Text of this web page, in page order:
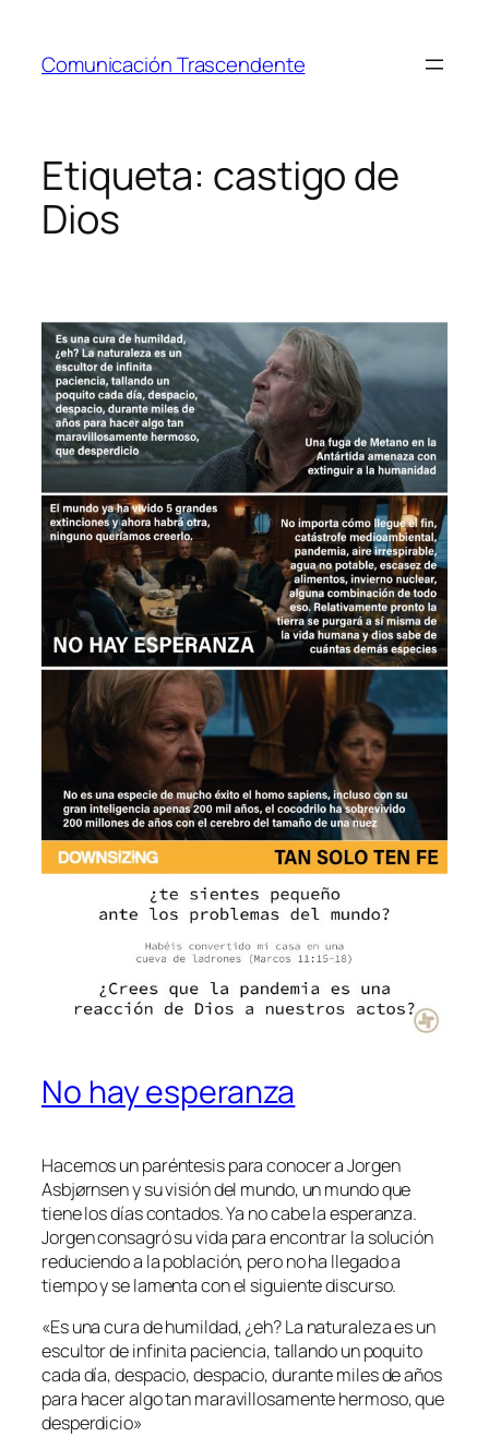
contenido
Comunicación Trascendente
Etiqueta: castigo de
Dios
No hay esperanza
Hacemos un paréntesis para conocer a Jorgen
Asbjørnsen y su visión del mundo, un mundo que
tiene los días contados. Ya no cabe la esperanza.
Jorgen consagró su vida para encontrar la solución
reduciendo a la población, pero no ha llegado a
tiempo y se lamenta con el siguiente discurso.
«Es una cura de humildad, ¿eh? La naturaleza es un
escultor de infinita paciencia, tallando un poquito
cada día, despacio, despacio, durante miles de años
para hacer algo tan maravillosamente hermoso, que
desperdicio»